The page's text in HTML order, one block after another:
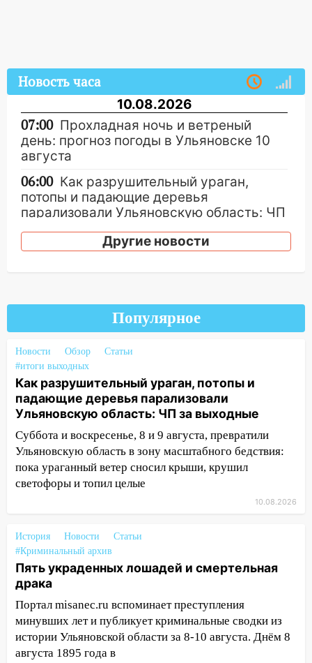
Новость часа
10.08.2026
07:00 Прохладная ночь и ветреный
день: прогноз погоды в Ульяновске 10
августа
06:00 Как разрушительный ураган,
потопы и падающие деревья
парализовали Ульяновскую область: ЧП
за выходные
05:50 Пять украденных лошадей и
дисков: как повседневные привычки
незаметно разрушают наш позвоночник
03:00
День скрытых ловушек и
внезапных подарков судьбы: гороскоп
на 10 августа
09.08.2026
В Ульяновске около «нового»
моста утопили автомобиль «Вольво»
20:20 Итоги 9 августа в Ульяновской
области: разгул стихии, поиски
19:43
Из-за ураганного ветра упали
деревья в парке «Победы»
18:00
Пепелище на Балтийской: в
Заволжье ульяновские спасатели
ликвидировали крупный пожар
17:15 Прогноз погоды на 10 августа в
Ульяновской области
Другие новости
Популярное
Новости Обзор
Статьи
#итоги выходных
Как разрушительный ураган, потопы и
падающие деревья парализовали
Ульяновскую область: ЧП за выходные
Суббота и воскресенье, 8 и 9 августа, превратили
Ульяновскую область в зону масштабного бедствия:
пока ураганный ветер сносил крыши, крушил
светофоры и топил целые
10.08.2026
История Новости
Статьи
#Криминальный архив
Пять украденных лошадей и смертельная
драка
Портал misanec.ru вспоминает преступления
минувших лет и публикует криминальные сводки из
истории Ульяновской области за 8-10 августа. Днём 8
августа 1895 года в